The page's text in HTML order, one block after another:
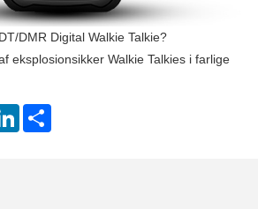
DMR Digital Walkie Talkie?
eksplosionsikker Walkie Talkies i farlige
LinkedIn